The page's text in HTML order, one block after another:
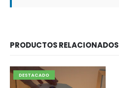
PRODUCTOS RELACIONADOS
DESTACADO